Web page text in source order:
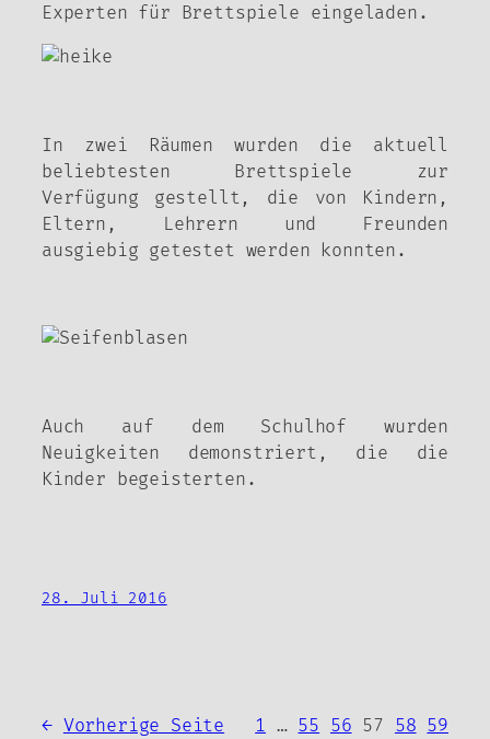
Experten für Brettspiele eingeladen.
In zwei Räumen wurden die aktuell
beliebtesten Brettspiele zur
Verfügung gestellt, die von Kindern,
Eltern, Lehrern und Freunden
ausgiebig getestet werden konnten.
Auch auf dem Schulhof wurden
Neuigkeiten demonstriert, die die
Kinder begeisterten.
28. Juli 2016
← Vorherige Seite 1 … 55 56 57 58 59